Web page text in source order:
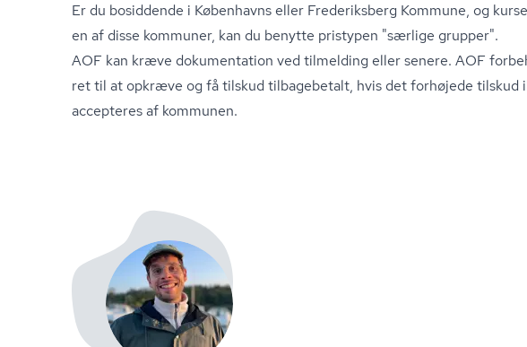
Er du bosiddende i Københavns eller Frederiksberg Kommune, og
en af disse kommuner, kan du benytte pristypen "særlige grupper".
AOF kan kræve dokumentation ved tilmelding eller senere. AOF
ret til at opkræve og få tilskud tilbagebetalt, hvis det forhøjede tilskud
accepteres af kommunen.